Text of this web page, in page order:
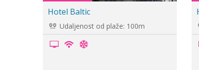
Hotel Adria Nuova
Udaljenost od plaže: 130m